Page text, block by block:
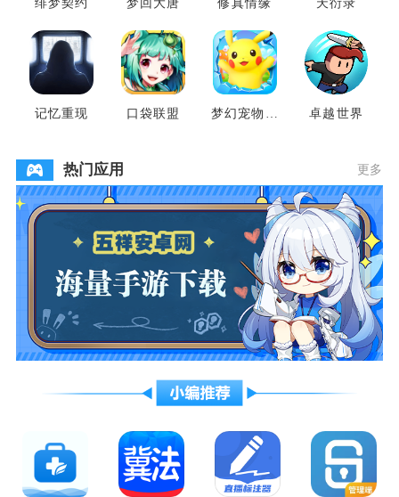
记忆重现 口袋联盟
梦幻宠物联
卓越世界
热门应用 更多